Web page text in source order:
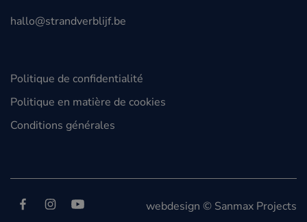
hallo@strandverblijf.be
Politique de confidentialité
Politique en matière de cookies
Conditions générales
Suivez-nous sur
FacebookInstagram webdesign © Sanmax Projects